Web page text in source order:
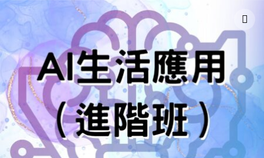
程
修課程
構課程
練課程
修課程